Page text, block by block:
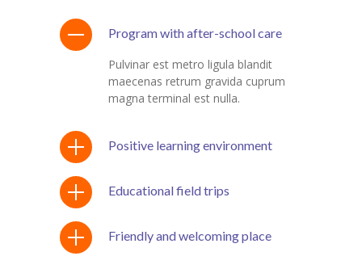
Program with after-school care
Pulvinar est metro ligula blandit
maecenas retrum gravida cuprum
magna terminal est nulla.
Positive learning environment
Educational field trips
Friendly and welcoming place